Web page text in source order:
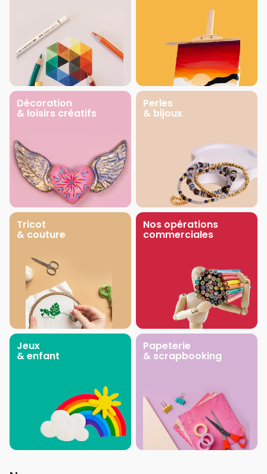
Décoration
& loisirs créatifs
Perles
& bijoux
Tricot
& couture
Nos opérations
commerciales
Jeux
& enfant
Papeterie
& scrapbooking